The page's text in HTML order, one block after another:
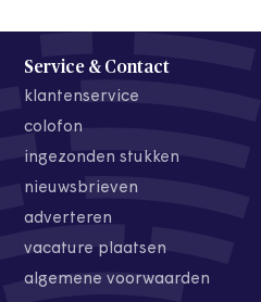
Service & Contact
klantenservice
colofon
ingezonden stukken
nieuwsbrieven
adverteren
vacature plaatsen
algemene voorwaarden